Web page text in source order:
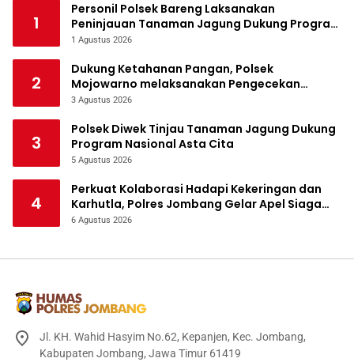
1
Personil Polsek Bareng Laksanakan
Peninjauan Tanaman Jagung Dukung Program
Ketahanan Pangan
1 Agustus 2026
2
Dukung Ketahanan Pangan, Polsek
Mojowarno melaksanakan Pengecekan
Tanaman Jagung
3 Agustus 2026
3
Polsek Diwek Tinjau Tanaman Jagung Dukung
Program Nasional Asta Cita
5 Agustus 2026
4
Perkuat Kolaborasi Hadapi Kekeringan dan
Karhutla, Polres Jombang Gelar Apel Siaga
Bencana
6 Agustus 2026
Jl. KH. Wahid Hasyim No.62, Kepanjen, Kec. Jombang,
Kabupaten Jombang, Jawa Timur 61419